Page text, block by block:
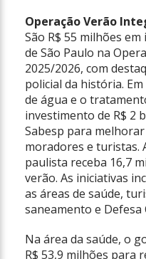
Operação Verão
São R$ 55 milhões
de São Paulo na
2025/2026, com
policial da história.
de água e o
investimento de R$ 2
Sabesp para
moradores e turistas.
paulista receba 16,7
verão. As iniciativas
as áreas de saúde,
saneamento e Defesa
Na área da saúde, o
R$ 53,9 milhões para